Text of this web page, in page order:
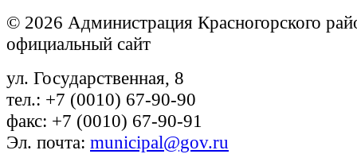
© 2026 Администрация Красногорского
официальный сайт
ул. Государственная, 8
тел.: +7 (0010) 67-90-90
факс: +7 (0010) 67-90-91
Эл. почта: municipal@gov.ru